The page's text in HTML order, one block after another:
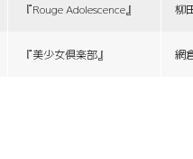
『Rouge Adolescence』 柳
『美少女倶楽部』 網